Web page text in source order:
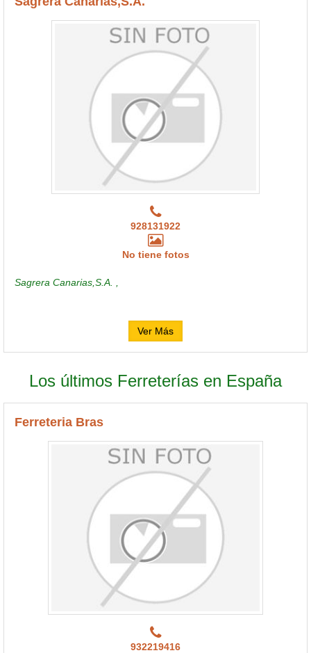
928131922
No tiene fotos
Sagrera Canarias,S.A. ,
Ver Más
Los últimos Ferreterías en España
Ferreteria Bras
932219416